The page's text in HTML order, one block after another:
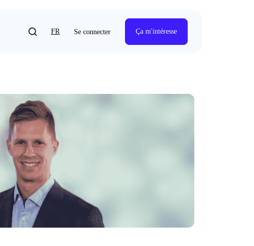
FR Se connecter Ça m'intéresse